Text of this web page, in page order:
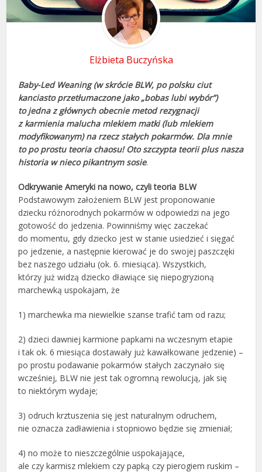
Elżbieta Buczyńska
Baby-Led Weaning (w skrócie BLW, po polsku ciut
kanciasto przetłumaczone jako „bobas lubi wybór”)
to jedna z głównych obecnie metod rezygnacji
z karmienia malucha mlekiem matki (lub mlekiem
modyfikowanym) na rzecz stałych pokarmów. Dla mnie
to po prostu teoria chaosu! Oto szczypta teorii plus nasza
historia w nieco pikantnym sosie.
Odkrywanie Ameryki na nowo, czyli teoria BLW
Podstawowym założeniem BLW jest proponowanie
dziecku różnorodnych pokarmów w odpowiedzi na jego
gotowość do jedzenia. Powinniśmy więc zaczekać
do momentu, gdy dziecko jest w stanie usiedzieć i sięgać
po jedzenie, a następnie kierować je do swojej paszczęki
bez naszego udziału (ok. 6. miesiąca). Wszystkich,
którzy już widzą dziecko dławiące się niepogryzioną
marchewką uspokajam, że
1) marchewka ma niewielkie szanse trafić tam od razu;
2) dzieci dawniej karmione papkami na wczesnym etapie
i tak ok. 6 miesiąca dostawały już kawałkowane jedzenie) –
po prostu podawanie pokarmów stałych zaczynało się
wcześniej, BLW nie jest tak ogromną rewolucją, jak się
to niektórym wydaje;
3) odruch krztuszenia się jest naturalnym odruchem,
nie oznacza zadławienia i stopniowo będzie się zmieniał;
4) no może to nieszczególnie uspokajające,
ale czy karmisz mlekiem czy papką czy pierogiem ruskim –